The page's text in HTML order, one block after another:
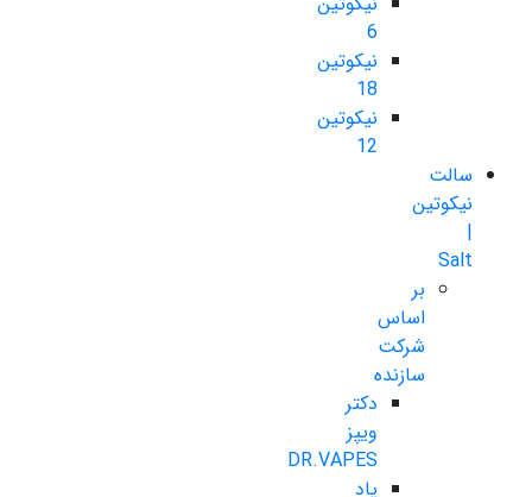
6
نیکوتین
18
نیکوتین
12
سالت
نیکوتین
|
Salt
بر
اساس
شرکت
سازنده
دکتر
ویپز
DR.VAPES
پاد